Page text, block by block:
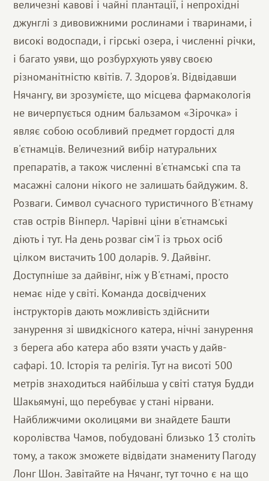
величезні кавові і чайні плантації, і непрохідні
джунглі з дивовижними рослинами і тваринами, і
високі водоспади, і гірські озера, і численні річки,
і багато уяви, що розбурхують уяву своєю
різноманітністю квітів. 7. Здоров'я. Відвідавши
Нячангу, ви зрозумієте, що місцева фармакологія
не вичерпується одним бальзамом «Зірочка» і
являє собою особливий предмет гордості для
в'єтнамців. Величезний вибір натуральних
препаратів, а також численні в'єтнамські спа та
масажні салони нікого не залишать байдужим. 8.
Розваги. Символ сучасного туристичного В'єтнаму
став острів Вінперл. Чарівні ціни в'єтнамські
діють і тут. На день розваг сім'ї із трьох осіб
цілком вистачить 100 доларів. 9. Дайвінг.
Доступніше за дайвінг, ніж у В'єтнамі, просто
немає ніде у світі. Команда досвідчених
інструкторів дають можливість здійснити
занурення зі швидкісного катера, нічні занурення
з берега або катера або взяти участь у дайв-
сафарі. 10. Історія та релігія. Тут на висоті 500
метрів знаходиться найбільша у світі статуя Будди
Шакьямуні, що перебуває у стані нірвани.
Найближчими околицями ви знайдете Башти
королівства Чамов, побудовані близько 13 століть
тому, а також зможете відвідати знамениту Пагоду
Лонг Шон. Завітайте на Нячанг, тут точно є на що